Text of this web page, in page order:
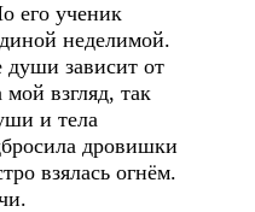
его ученик
неделимой.
души зависит от
взгляд, так
и тела
дровишки
взялась огнём.